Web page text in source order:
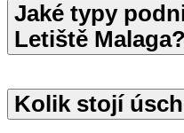
Jaké typy
Letiště Malaga?
Kolik stojí